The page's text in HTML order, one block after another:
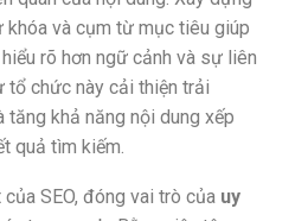
khóa và cụm từ mục tiêu giúp
rõ hơn ngữ cảnh và sự liên
tổ chức này cải thiện trải
tăng khả năng nội dung xếp
quả tìm kiếm.
SEO, đóng vai trò của uy